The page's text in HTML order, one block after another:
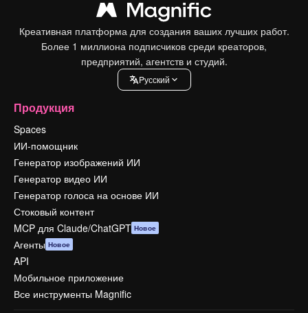
Креативная платформа для создания ваших лучших работ.
Более 1 миллиона подписчиков среди креаторов,
предприятий, агентств и студий.
Pусский
Продукция
Spaces
ИИ-помощник
Генератор изображений ИИ
Генератор видео ИИ
Генератор голоса на основе ИИ
Стоковый контент
MCP для Claude/ChatGPT Новое
Агенты Новое
API
Мобильное приложение
Все инструменты Magnific